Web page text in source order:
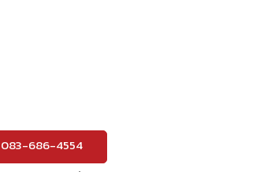
083-686-4554